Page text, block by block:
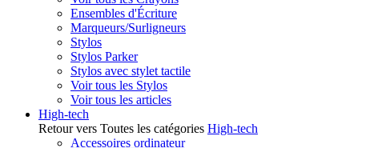
Ensembles d'Écriture
Marqueurs/Surligneurs
Stylos
Stylos Parker
Stylos avec stylet tactile
Voir tous les Stylos
Voir tous les articles
High-tech
Retour vers Toutes les catégories High-tech
Accessoires ordinateur